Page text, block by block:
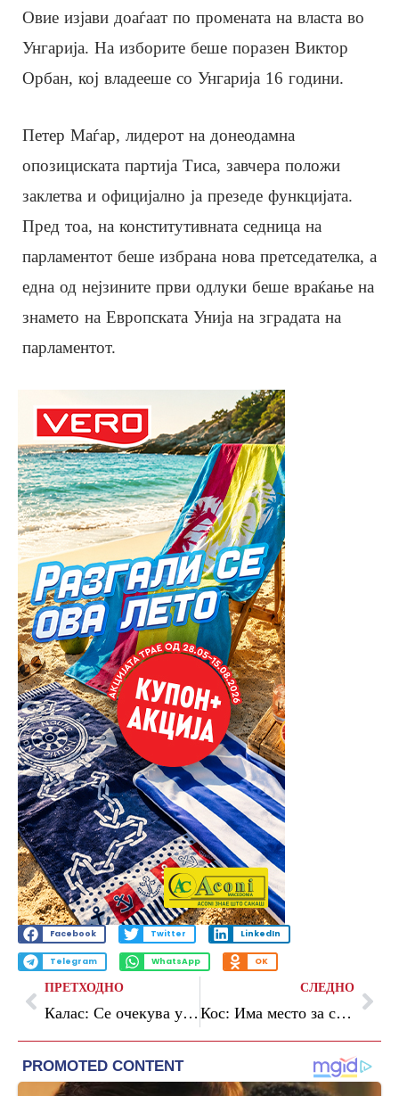
Овие изјави доаѓаат по промената на власта во
Унгарија. На изборите беше поразен Виктор
Орбан, кој владееше со Унгарија 16 години.
Петер Маѓар, лидерот на донеодамна
опозициската партија Тиса, завчера положи
заклетва и официјално ја презеде функцијата.
Пред тоа, на конститутивната седница на
парламентот беше избрана нова претседателка, а
една од нејзините први одлуки беше враќање на
знамето на Европската Унија на зградата на
парламентот.
Facebook Twitter LinkedIn
Telegram WhatsApp OK
ПРЕТХОДНО
Калас: Се очекува усвојување на нови санкции против Русија, првата рата од заемот за Киев ќе биде исплатена наскоро
СЛЕДНО
Кос: Има место за сите западнобалкански земји во ЕУ